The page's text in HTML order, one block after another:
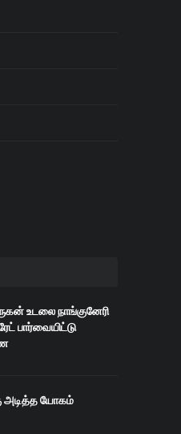
உடலை நாங்குனேரி
பார்வையிட்டு
அடித்த யோகம்